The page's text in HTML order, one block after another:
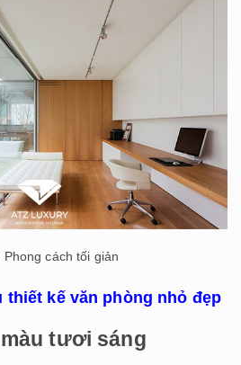
Phong cách tối giản
thiết kế văn phòng nhỏ đẹp
tươi sáng